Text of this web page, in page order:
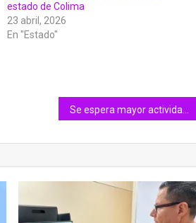
estado de Colima
23 abril, 2026
En "Estado"
Se espera mayor actividad ciclónica este año en el pacífico